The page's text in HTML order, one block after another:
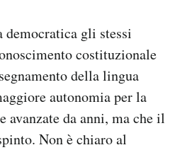
democratica gli stessi
costituzionale
della lingua
autonomia per la
avanzate da anni, ma che il
Non è chiaro al